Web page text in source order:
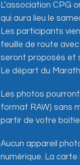
L’association CPG
qui aura lieu le
Les participants
feuille de route
seront proposés et
Le départ du
Les photos
format RAW) sans
partir de votre
Aucun appareil
numérique. La